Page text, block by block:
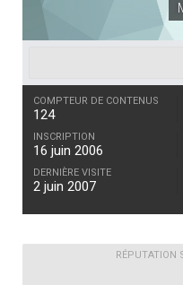
COMPTEUR DE CONTENUS
124
INSCRIPTION
16 juin 2006
DERNIÈRE VISITE
2 juin 2007
RÉPUTATION